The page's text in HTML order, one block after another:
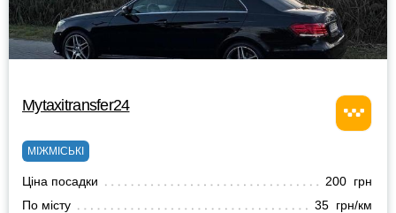
Mytaxitransfer24
МІЖМІСЬКІ
Ціна посадки
200 грн
По місту
35 грн/км